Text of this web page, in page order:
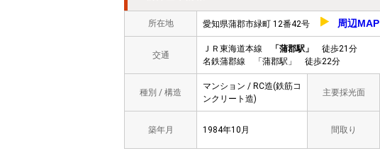
所在地 愛知県蒲郡市緑町 12番42号 周辺MAP
交通
ＪＲ東海道本線 「蒲郡駅」
徒歩21分
名鉄蒲郡線 「蒲郡駅」 徒歩22分
種別 / 構造
マンション / RC造(鉄筋コ
ンクリート造)
主要採光面
築年月 1984年10月 間取り